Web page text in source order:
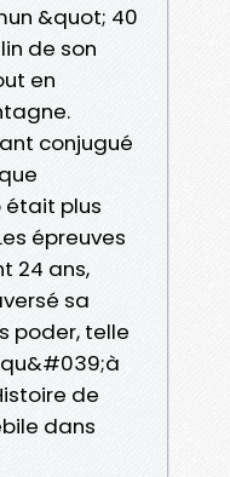
&quot; 40
de son
en
conjugué
était plus
épreuves
24 ans,
sa
poder, telle
de
dans